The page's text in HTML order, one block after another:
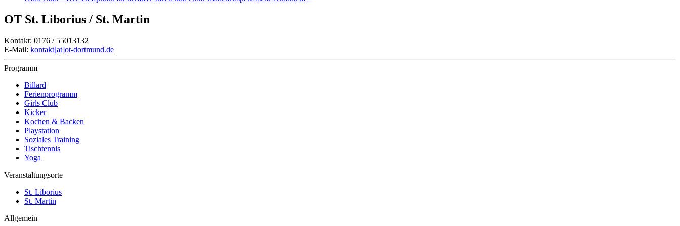
OT St. Liborius / St. Martin
Kontakt: 0176 / 55013132
E-Mail: kontakt[at]ot-dortmund.de
Programm
Billard
Ferienprogramm
Girls Club
Kicker
Kochen & Backen
Playstation
Soziales Training
Tischtennis
Yoga
Veranstaltungsorte
St. Liborius
St. Martin
Allgemein